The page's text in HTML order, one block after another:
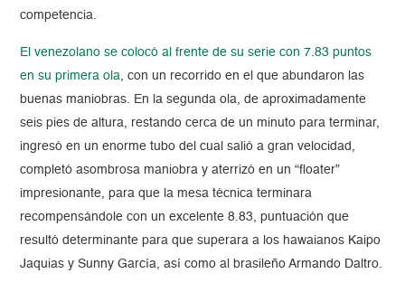
competencia.
El venezolano se colocó al frente de su serie con 7.83 puntos
en su primera ola, con un recorrido en el que abundaron las
buenas maniobras. En la segunda ola, de aproximadamente
seis pies de altura, restando cerca de un minuto para terminar,
ingresó en un enorme tubo del cual salió a gran velocidad,
completó asombrosa maniobra y aterrizó en un “floater”
impresionante, para que la mesa técnica terminara
recompensándole con un excelente 8.83, puntuación que
resultó determinante para que superara a los hawaianos Kaipo
Jaquias y Sunny García, así como al brasileño Armando Daltro.